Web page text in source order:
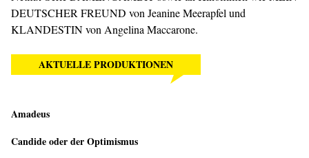
DEUTSCHER FREUND von Jeanine Meerapfel und
KLANDESTIN von Angelina Maccarone.
AKTUELLE PRODUKTIONEN
Amadeus
Candide oder der Optimismus